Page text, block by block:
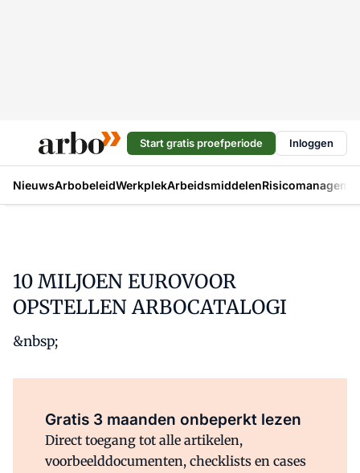
Start gratis proefperiode Inloggen
NieuwsArbobeleidWerkplekArbeidsmiddelen
10 MILJOEN EUROVOOR
OPSTELLEN ARBOCATALOGI
&nbsp;
Gratis 3 maanden onbeperkt lezen
Direct toegang tot alle artikelen,
voorbeelddocumenten, checklists en cases